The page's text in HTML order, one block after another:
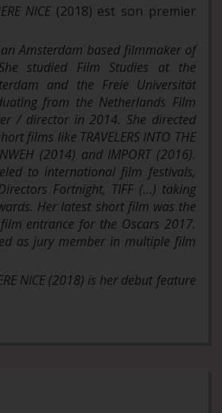
NICE (2018) est son premier
Amsterdam based filmmaker of
studied Film Studies at the
and the Freie Universität
from the Netherlands Film
/ director in 2014. She directed
films like TRAVELERS INTO THE
(2014) and IMPORT (2016).
to international film festivals,
Fortnight, TIFF (...) taking
Her latest short film was the
entrance for the Oscars 2017.
as jury member in multiple film
NICE (2018) is her debut feature